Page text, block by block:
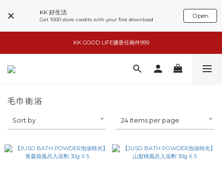
KK 好生活
Get 1000 store credits with your first download
Open
basiik1件9折/2件88折
小家電6折起
KK GOOD LIFE擴香任兩件999
basiik1件9折/2件88折
毛巾衛浴
Sort by 24 Items per page